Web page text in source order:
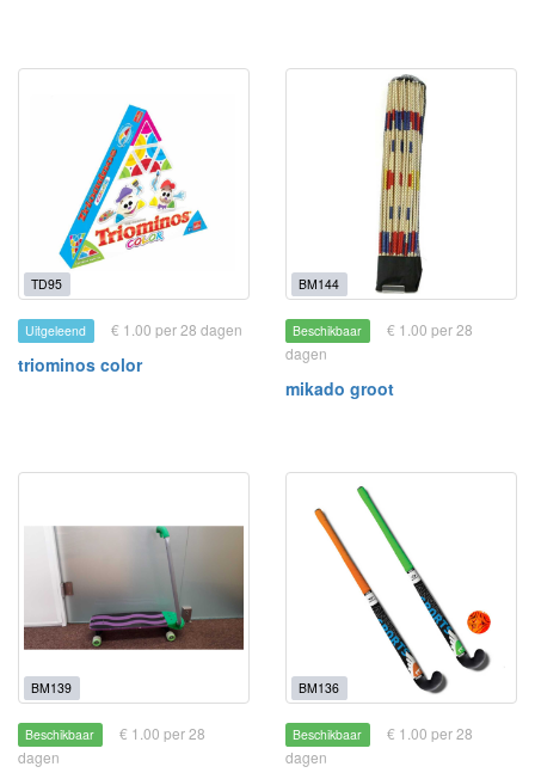
TD95
Uitgeleend € 1.00 per 28 dagen
triominos color
BM144
Beschikbaar
€ 1.00 per 28
dagen
mikado groot
BM139
Beschikbaar
€ 1.00 per 28
dagen
BM136
Beschikbaar
€ 1.00 per 28
dagen